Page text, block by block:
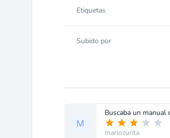
Etiquetas
Subido por
Buscaba un manual
mariozurita